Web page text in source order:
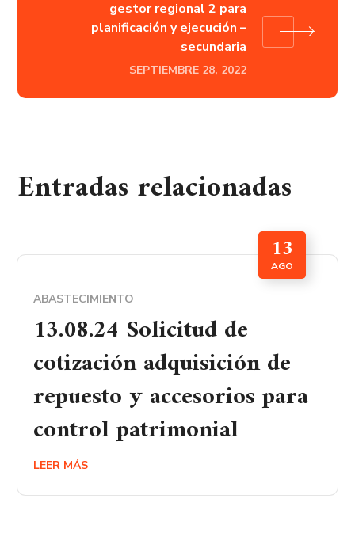
gestor regional 2 para
planificación y ejecución –
secundaria
SEPTIEMBRE 28, 2022
Entradas relacionadas
13
AGO
ABASTECIMIENTO
13.08.24 Solicitud de
cotización adquisición de
repuesto y accesorios para
control patrimonial
LEER MÁS